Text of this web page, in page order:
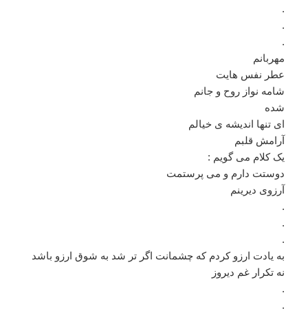
.
.
.
مهربانم
عطر نفس هایت
شامه نواز روح و جانم
شده
ای تنها اندیشه ی خیالم
آرامش قلبم
یک کلام می گویم :
دوستت دارم و می پرستمت
آرزوی دیرینم
.
.
.
به یادت ارزو کردم که چشمانت اگر تر شد به شوق ارزو باشد
نه تکرار غم دیروز
.
.